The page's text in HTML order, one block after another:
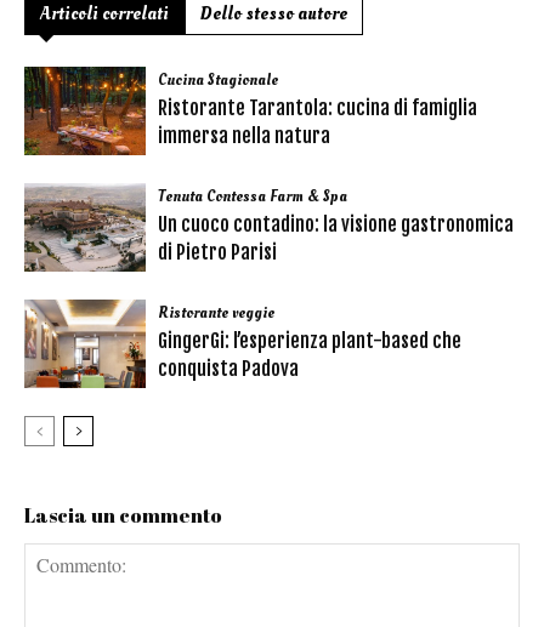
Articoli correlati Dello stesso autore
Cucina Stagionale
Ristorante Tarantola: cucina di famiglia
immersa nella natura
Tenuta Contessa Farm & Spa
Un cuoco contadino: la visione gastronomica
di Pietro Parisi
Ristorante veggie
GingerGi: l’esperienza plant-based che
conquista Padova
Lascia un commento